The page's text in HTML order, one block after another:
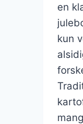
en
kun